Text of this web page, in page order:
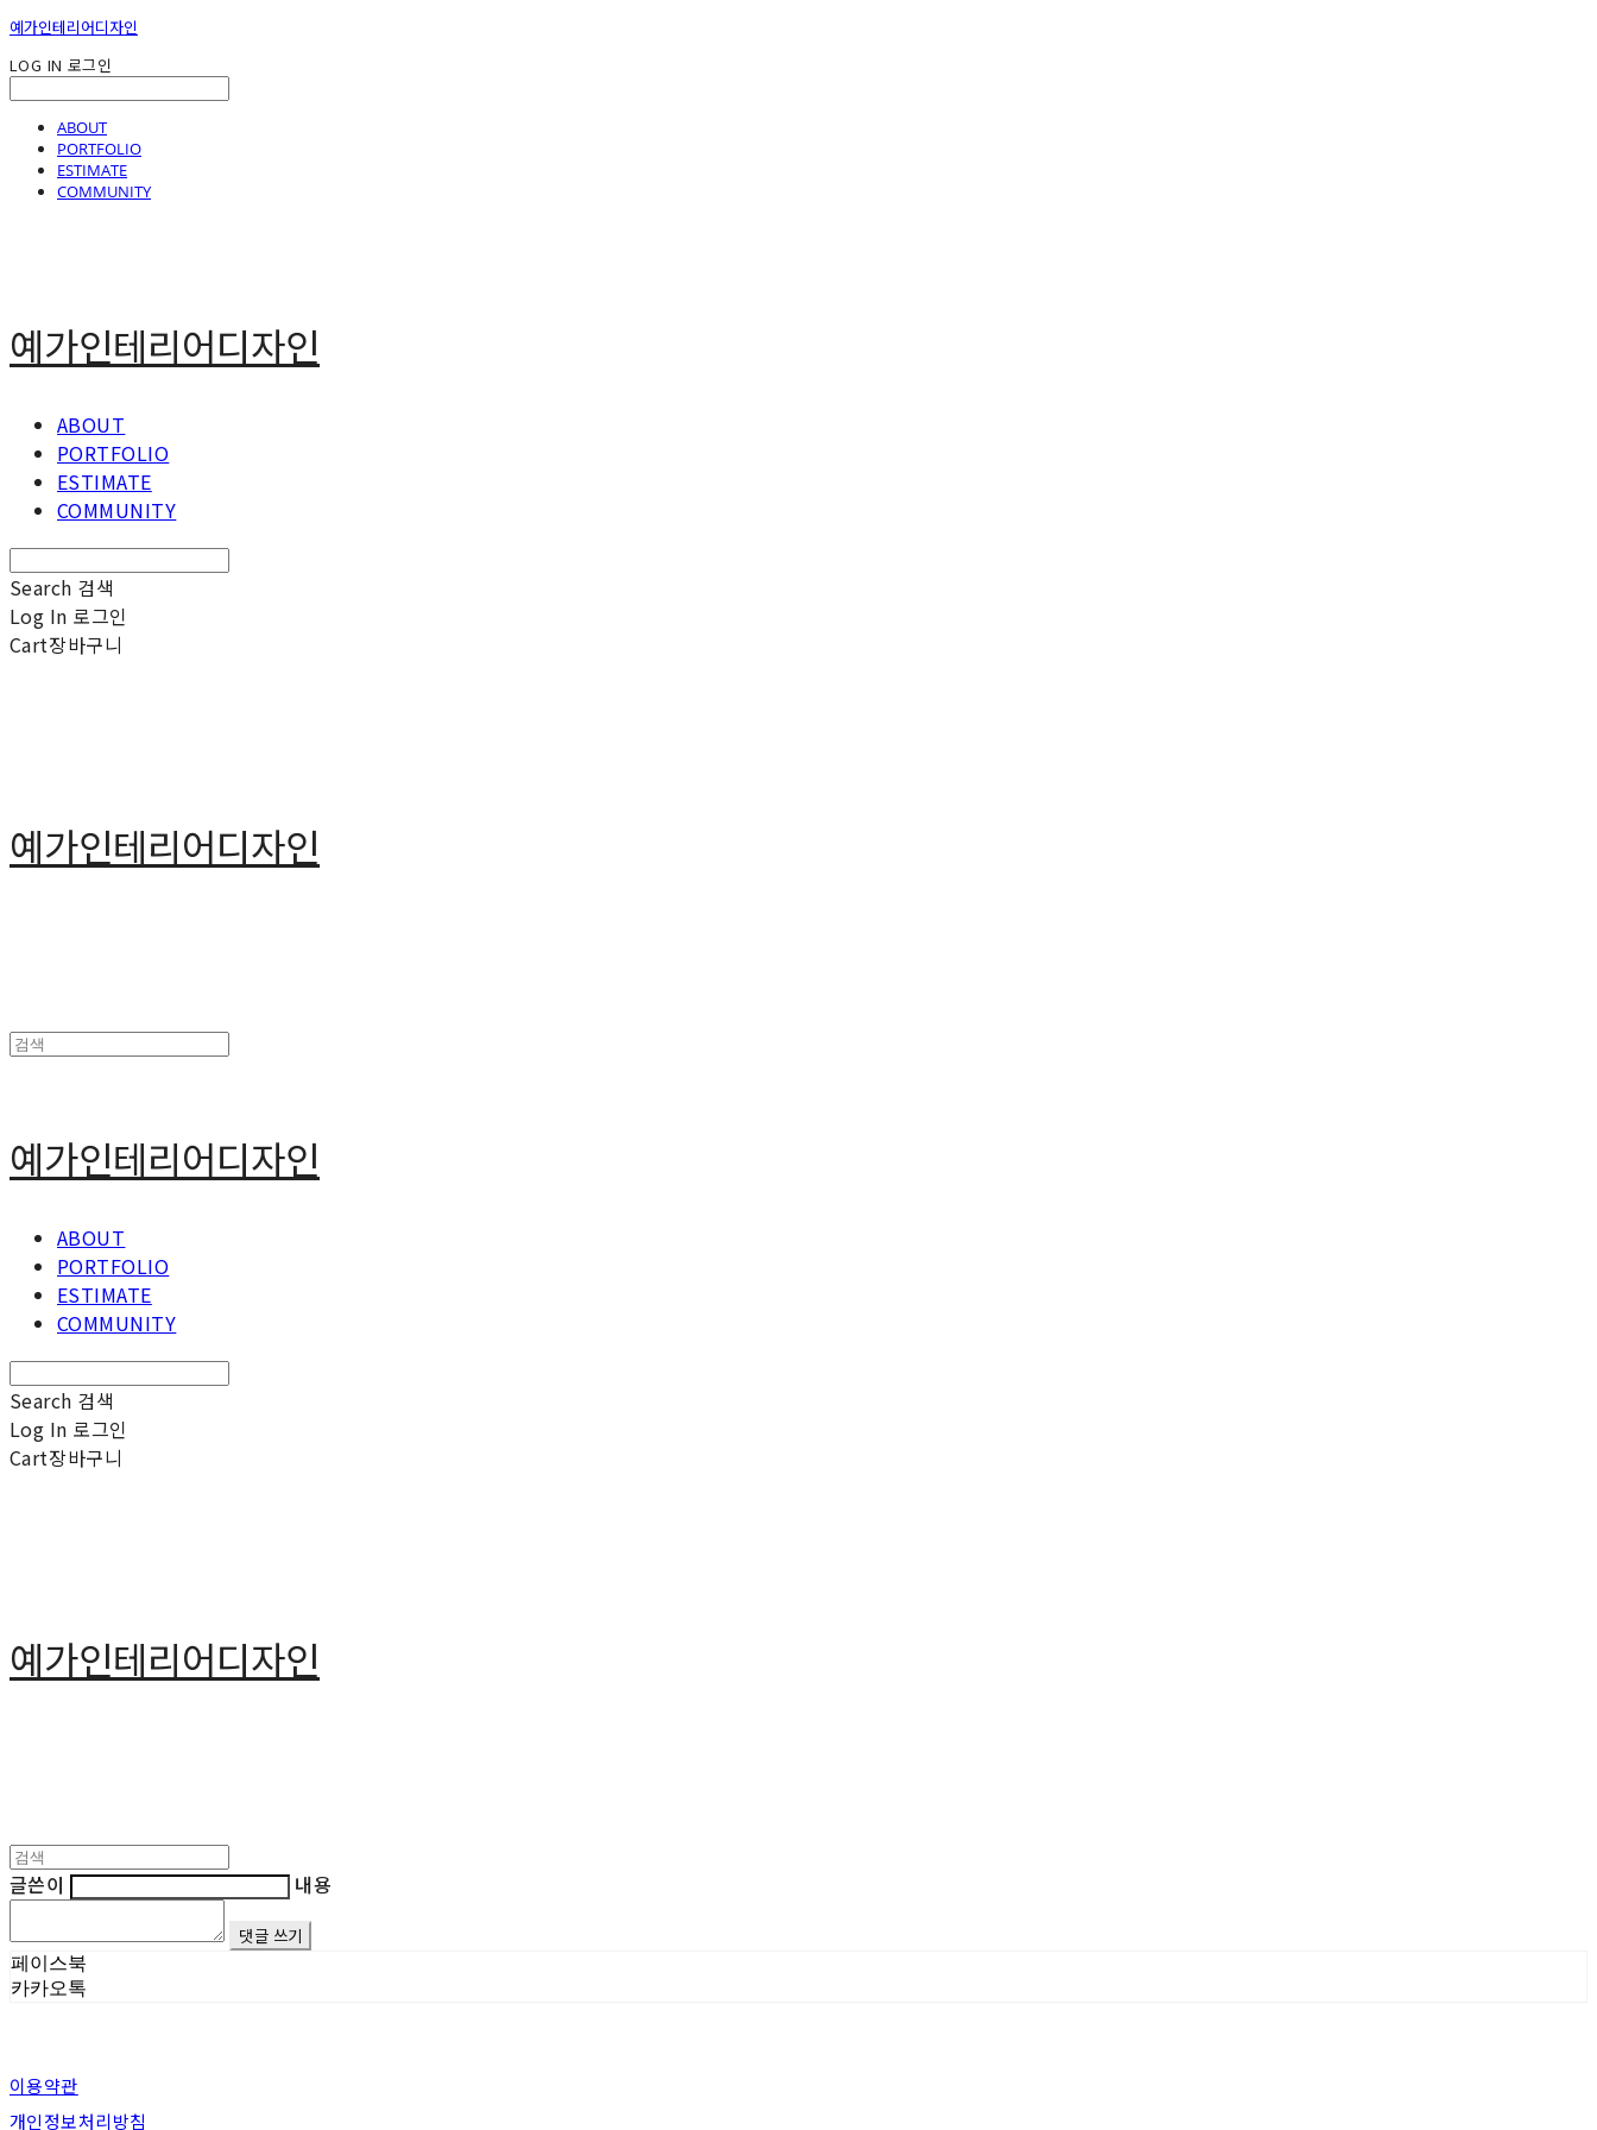
예가인테리어디자인
LOG IN 로그인
ABOUT
PORTFOLIO
ESTIMATE
COMMUNITY
예가인테리어디자인
ABOUT
PORTFOLIO
ESTIMATE
COMMUNITY
Search 검색
Log In 로그인
Cart장바구니
예가인테리어디자인
예가인테리어디자인
ABOUT
PORTFOLIO
ESTIMATE
COMMUNITY
Search 검색
Log In 로그인
Cart장바구니
예가인테리어디자인
글쓴이 내용
댓글 쓰기
페이스북
카카오톡
이용약관
개인정보처리방침